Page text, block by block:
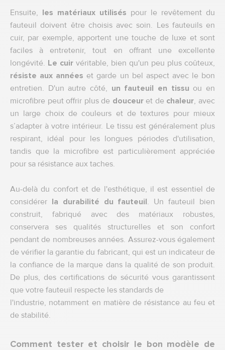
Ensuite, les matériaux utilisés pour le revêtement du
fauteuil doivent être choisis avec soin. Les fauteuils en
cuir, par exemple, apportent une touche de luxe et sont
faciles à entretenir, tout en offrant une excellente
longévité. Le cuir véritable, bien qu'un peu plus coûteux,
résiste aux années et garde un bel aspect avec le bon
entretien. D'un autre côté, un fauteuil en tissu ou en
microfibre peut offrir plus de douceuret de chaleur, avec
un large choix de couleurs et de textures pour mieux
s’adapter à votre intérieur. Le tissu est généralement plus
respirant, idéal pour les longues périodes d'utilisation,
tandis que la microfibre est particulièrement appréciée
pour sa résistance aux taches.
Au-delà du confort et de l'esthétique, il est essentiel de
considérer la durabilité du fauteuil. Un fauteuil bien
construit, fabriqué avec des matériaux robustes,
conservera ses qualités structurelles et son confort
pendant de nombreuses années. Assurez-vous également
de vérifier la garantie du fabricant, qui est un indicateur de
la confiance de la marque dans la qualité de son produit.
De plus, des certifications de sécurité vous garantissent
que votre fauteuil respecte les standards de
l'industrie, notamment en matière de résistance au feu et
de stabilité.
Comment tester et choisir le bon modèle de